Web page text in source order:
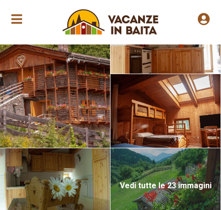
Apertura annuale
Vedi tutte le 23 immagini